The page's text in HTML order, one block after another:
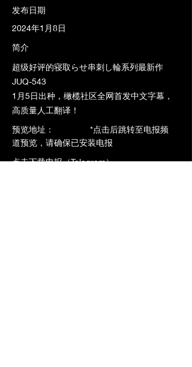
发布日期
2024年1月8日
简介
超级好评的寝取らせ串刺し輪系列最新作
JUQ-543
1月5日出种，橄榄社区全网首发中文字幕，
高质量人工翻译！
​预览地址： *点击后跳转至电报频
道预览，请确保已安装电报
点击下载电报（Telegram）